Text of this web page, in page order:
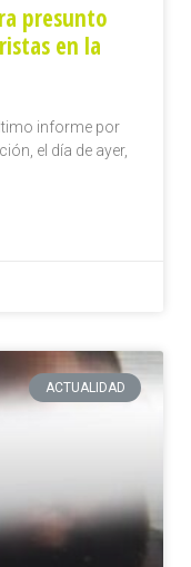
presunto
en la
informe por
el día de ayer,
ACTUALIDAD